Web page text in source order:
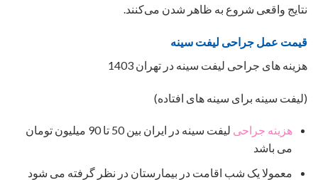
نتایج واقعی شروع به ظاهر شدن می‌کنند.
قیمت عمل جراحی لیفت سینه
هزینه های جراحی لیفت سینه در تهران 1403
(لیفت سینه برای سینه های افتاده)
هزینه جراحی
لیفت سینه در ایران بین 50 تا 90 میلیون تومان
می باشد
معمولا یک شب اقامت در بیمارستان در نظر گرفته می شود